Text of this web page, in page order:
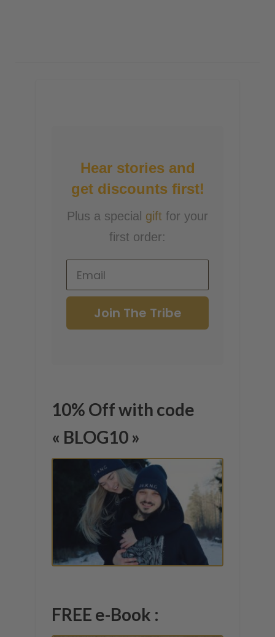
Hear stories and
get discounts first!
Plus a special gift for your
first order:
Join The Tribe
10% Off with code
« BLOG10 »
FREE e-Book :